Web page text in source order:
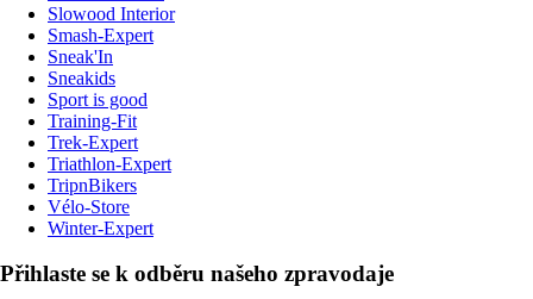
Slowood Interior
Smash-Expert
Sneak'In
Sneakids
Sport is good
Training-Fit
Trek-Expert
Triathlon-Expert
TripnBikers
Vélo-Store
Winter-Expert
Přihlaste se k odběru našeho zpravodaje